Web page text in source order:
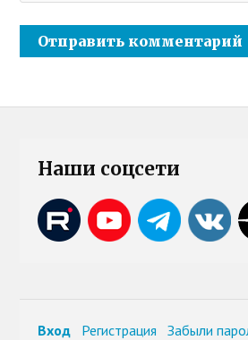
Наши соцсети
Вход Регистрация
Забыли